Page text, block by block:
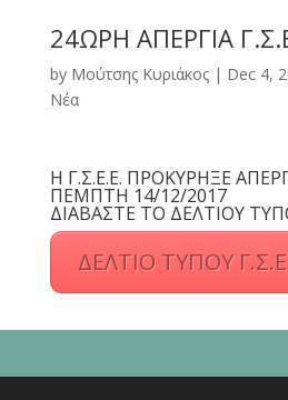
24ΩΡΗ ΑΠΕΡΓΙΑ
by Μούτσης Κυριάκος| Dec 4,
Νέα
Η Γ.Σ.Ε.Ε. ΠΡΟΚΥΡΗΞΕ
ΠΕΜΠΤΗ 14/12/2017
ΔΙΑΒΑΣΤΕ ΤΟ ΔΕΛΤΙΟΥ
ΔΕΛΤΙΟ ΤΥΠΟΥ